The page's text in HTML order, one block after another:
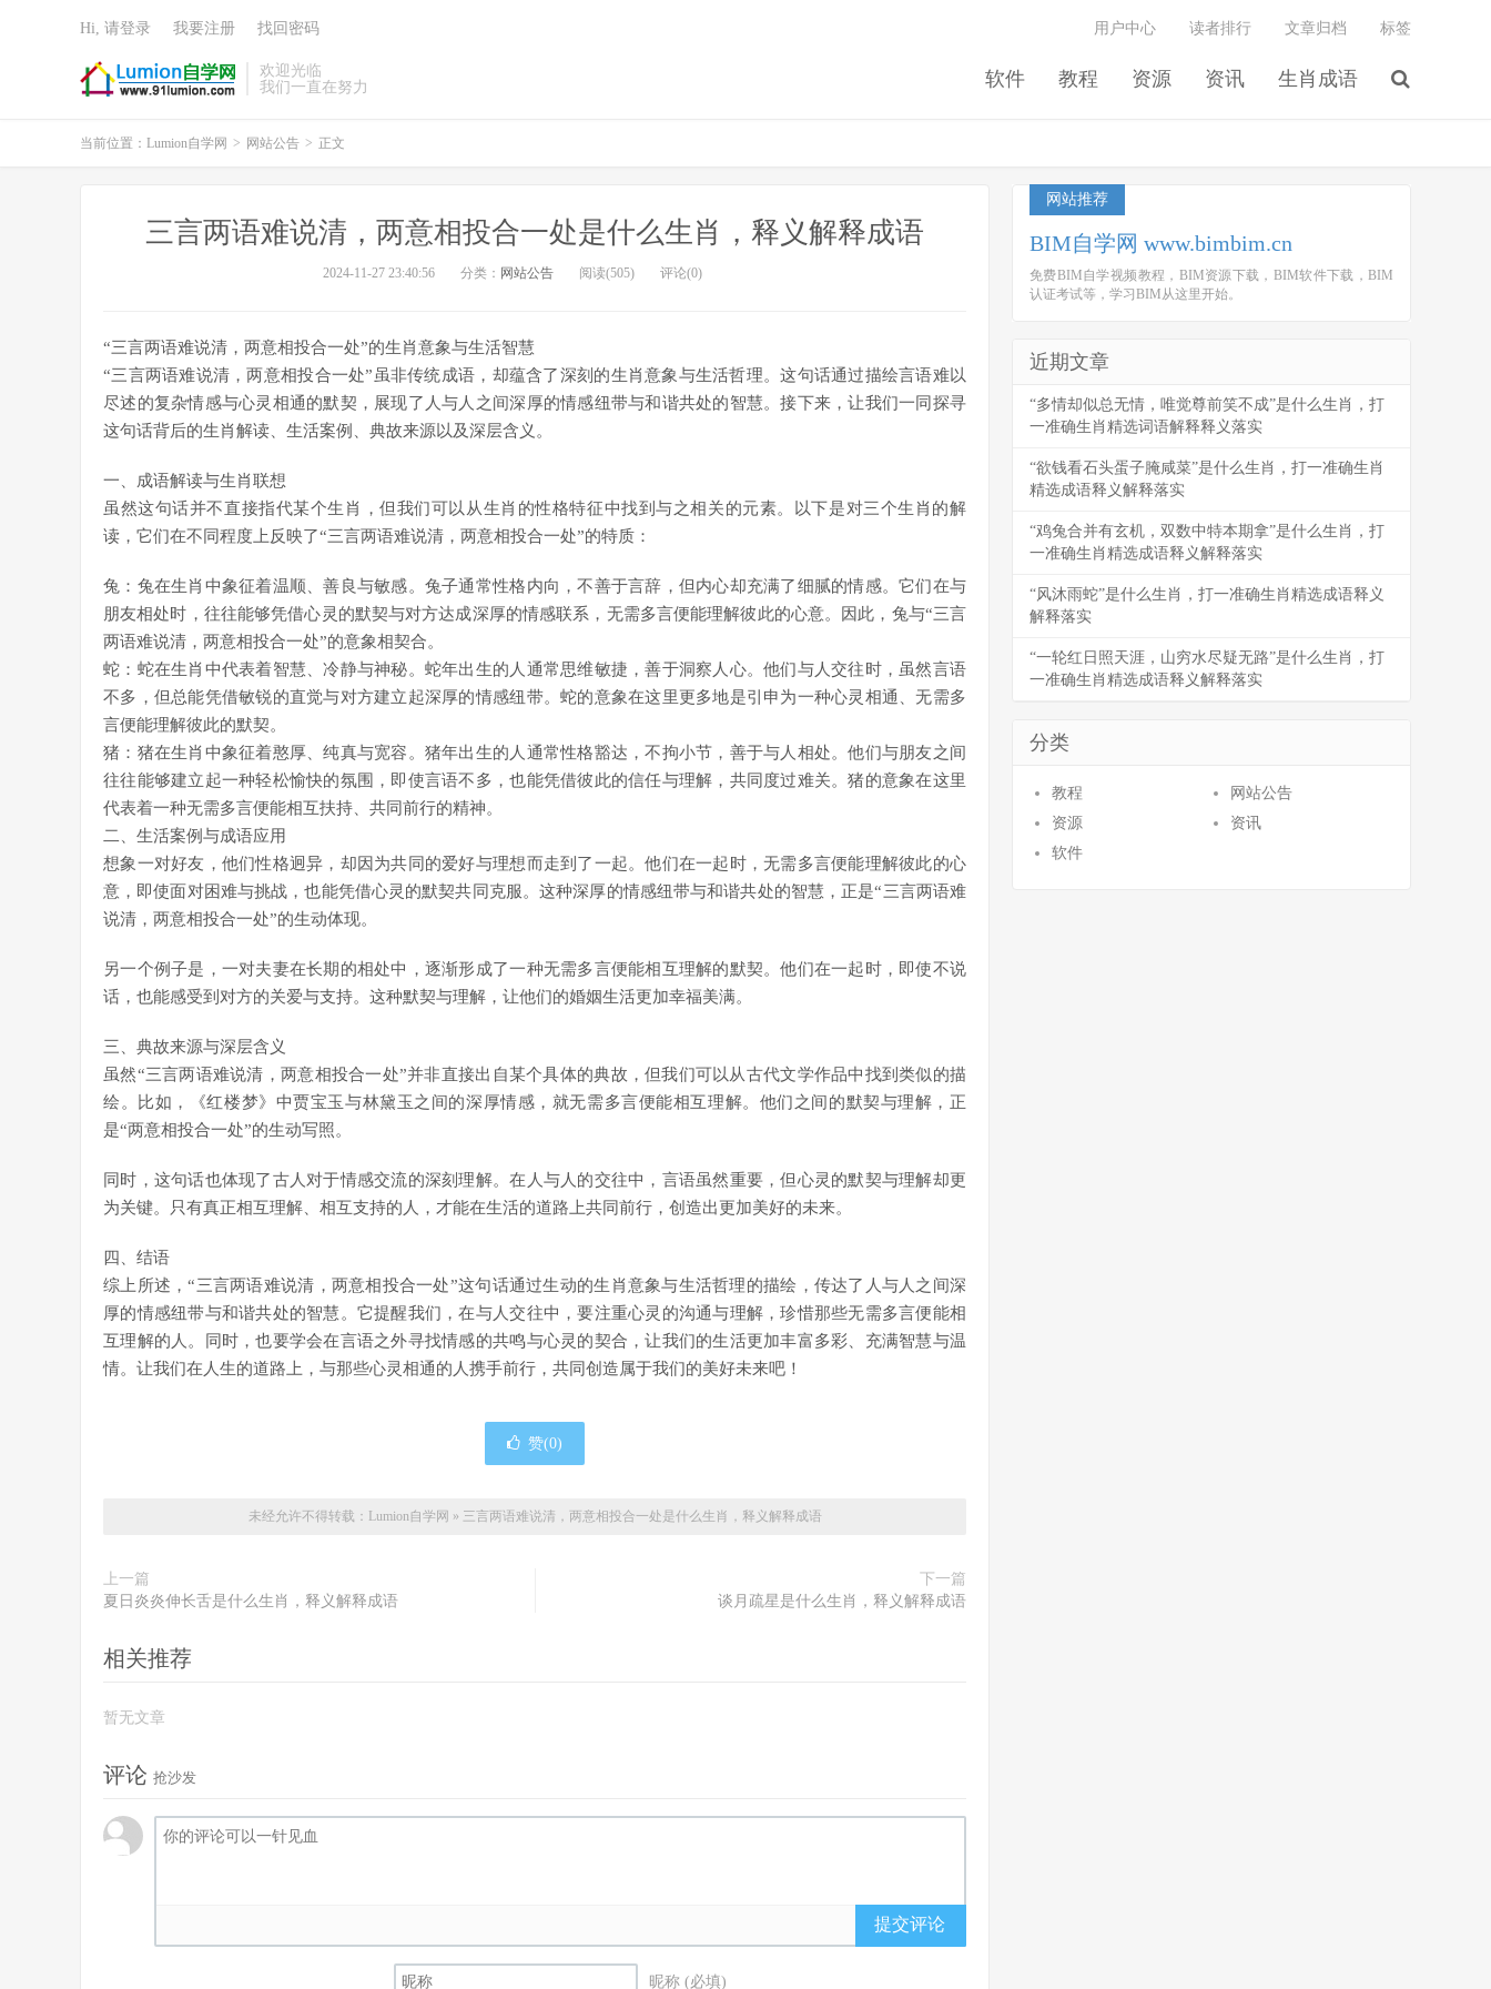
欢迎光临
我们一直在努力
软件 教程 资源 资讯 生肖成语
用户中心 读者排行 文章归档 标签
Hi, 请登录 我要注册 找回密码
当前位置： Lumion自学网 > 网站公告 > 正文
三言两语难说清，两意相投合一处是什么生肖，释义解释成语
2024-11-27 23:40:56 分类： 网站公告 阅读(505) 评论(0)
“三言两语难说清，两意相投合一处”的生肖意象与生活智慧
“三言两语难说清，两意相投合一处”虽非传统成语，却蕴含了深刻的生肖意象与生活哲理。这句话通过描绘言语难以
尽述的复杂情感与心灵相通的默契，展现了人与人之间深厚的情感纽带与和谐共处的智慧。接下来，让我们一同探寻
这句话背后的生肖解读、生活案例、典故来源以及深层含义。
一、成语解读与生肖联想
虽然这句话并不直接指代某个生肖，但我们可以从生肖的性格特征中找到与之相关的元素。以下是对三个生肖的解
读，它们在不同程度上反映了“三言两语难说清，两意相投合一处”的特质：
兔：兔在生肖中象征着温顺、善良与敏感。兔子通常性格内向，不善于言辞，但内心却充满了细腻的情感。它们在与
朋友相处时，往往能够凭借心灵的默契与对方达成深厚的情感联系，无需多言便能理解彼此的心意。因此，兔与“三言
两语难说清，两意相投合一处”的意象相契合。
蛇：蛇在生肖中代表着智慧、冷静与神秘。蛇年出生的人通常思维敏捷，善于洞察人心。他们与人交往时，虽然言语
不多，但总能凭借敏锐的直觉与对方建立起深厚的情感纽带。蛇的意象在这里更多地是引申为一种心灵相通、无需多
言便能理解彼此的默契。
猪：猪在生肖中象征着憨厚、纯真与宽容。猪年出生的人通常性格豁达，不拘小节，善于与人相处。他们与朋友之间
往往能够建立起一种轻松愉快的氛围，即使言语不多，也能凭借彼此的信任与理解，共同度过难关。猪的意象在这里
代表着一种无需多言便能相互扶持、共同前行的精神。
二、生活案例与成语应用
想象一对好友，他们性格迥异，却因为共同的爱好与理想而走到了一起。他们在一起时，无需多言便能理解彼此的心
意，即使面对困难与挑战，也能凭借心灵的默契共同克服。这种深厚的情感纽带与和谐共处的智慧，正是“三言两语难
说清，两意相投合一处”的生动体现。
另一个例子是，一对夫妻在长期的相处中，逐渐形成了一种无需多言便能相互理解的默契。他们在一起时，即使不说
话，也能感受到对方的关爱与支持。这种默契与理解，让他们的婚姻生活更加幸福美满。
三、典故来源与深层含义
虽然“三言两语难说清，两意相投合一处”并非直接出自某个具体的典故，但我们可以从古代文学作品中找到类似的描
绘。比如，《红楼梦》中贾宝玉与林黛玉之间的深厚情感，就无需多言便能相互理解。他们之间的默契与理解，正
是“两意相投合一处”的生动写照。
同时，这句话也体现了古人对于情感交流的深刻理解。在人与人的交往中，言语虽然重要，但心灵的默契与理解却更
为关键。只有真正相互理解、相互支持的人，才能在生活的道路上共同前行，创造出更加美好的未来。
四、结语
综上所述，“三言两语难说清，两意相投合一处”这句话通过生动的生肖意象与生活哲理的描绘，传达了人与人之间深
厚的情感纽带与和谐共处的智慧。它提醒我们，在与人交往中，要注重心灵的沟通与理解，珍惜那些无需多言便能相
互理解的人。同时，也要学会在言语之外寻找情感的共鸣与心灵的契合，让我们的生活更加丰富多彩、充满智慧与温
情。让我们在人生的道路上，与那些心灵相通的人携手前行，共同创造属于我们的美好未来吧！
赞(0)
未经允许不得转载： Lumion自学网 » 三言两语难说清，两意相投合一处是什么生肖，释义解释成语
上一篇
夏日炎炎伸长舌是什么生肖，释义解释成语
下一篇
谈月疏星是什么生肖，释义解释成语
相关推荐
暂无文章
评论 抢沙发
提交评论
昵称 (必填)
网站推荐
BIM自学网 www.bimbim.cn
免费BIM自学视频教程，BIM资源下载，BIM软件下载，BIM
认证考试等，学习BIM从这里开始。
近期文章
“多情却似总无情，唯觉尊前笑不成”是什么生肖，打
一准确生肖精选词语解释释义落实
“欲钱看石头蛋子腌咸菜”是什么生肖，打一准确生肖
精选成语释义解释落实
“鸡兔合并有玄机，双数中特本期拿”是什么生肖，打
一准确生肖精选成语释义解释落实
“风沐雨蛇”是什么生肖，打一准确生肖精选成语释义
解释落实
“一轮红日照天涯，山穷水尽疑无路”是什么生肖，打
一准确生肖精选成语释义解释落实
分类
教程
网站公告
资源
资讯
软件